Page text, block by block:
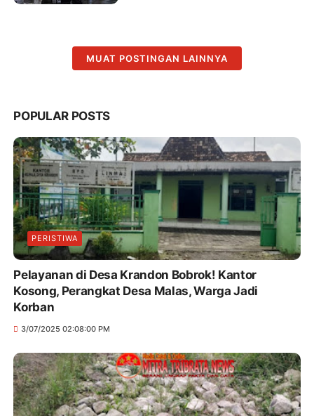
MUAT POSTINGAN LAINNYA
POPULAR POSTS
PERISTIWA
Pelayanan di Desa Krandon Bobrok! Kantor
Kosong, Perangkat Desa Malas, Warga Jadi
Korban
3/07/2025 02:08:00 PM